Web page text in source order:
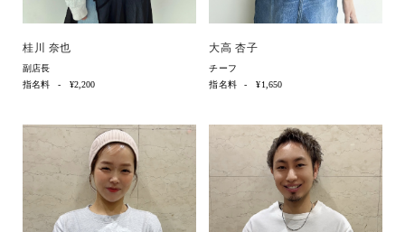
桂川 奈也
副店長
指名料
¥2,200
大高 杏子
チーフ
指名料
¥1,650